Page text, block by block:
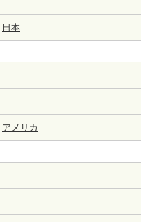
日本
アメリカ